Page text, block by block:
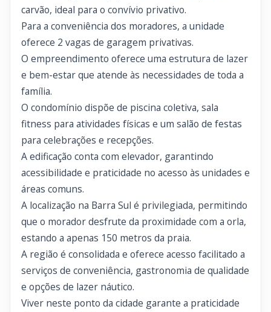
carvão, ideal para o convívio privativo.
Para a conveniência dos moradores, a unidade
oferece 2 vagas de garagem privativas.
O empreendimento oferece uma estrutura de lazer
e bem-estar que atende às necessidades de toda a
família.
O condomínio dispõe de piscina coletiva, sala
fitness para atividades físicas e um salão de festas
para celebrações e recepções.
A edificação conta com elevador, garantindo
acessibilidade e praticidade no acesso às unidades e
áreas comuns.
A localização na Barra Sul é privilegiada, permitindo
que o morador desfrute da proximidade com a orla,
estando a apenas 150 metros da praia.
A região é consolidada e oferece acesso facilitado a
serviços de conveniência, gastronomia de qualidade
e opções de lazer náutico.
Viver neste ponto da cidade garante a praticidade